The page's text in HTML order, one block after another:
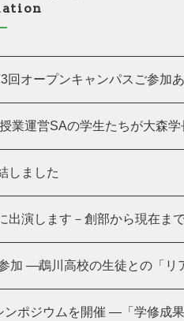
回オープンキャンパスご参加
運営SAの学生たちが大森学
しました
演します－創部から現在ま
加 ―鵡川高校の生徒との「リ
ンポジウムを開催 ―「学修成